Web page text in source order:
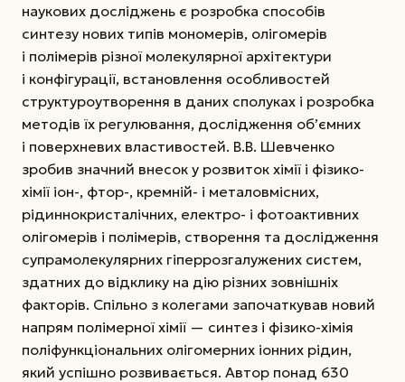
наукових досліджень є розробка способів
синтезу нових типів мономерів, олігомерів
і полімерів різної молекулярної архітектури
і конфігурації, встановлення особливостей
структуроутворення в даних сполуках і розробка
методів їх регулювання, дослідження об’ємних
і поверхневих властивостей. В.В. Шевченко
зробив значний внесок у розвиток хімії і фізико-
хімії іон-, фтор-, кремній- і металовмісних,
рідиннокристалічних, електро- і фотоактивних
олігомерів і полімерів, створення та дослідження
супрамолекулярних гіперрозгалужених систем,
здатних до відклику на дію різних зовнішніх
факторів. Спільно з колегами започаткував новий
напрям полімерної хімії — синтез і фізико-хімія
поліфункціональних олігомерних іонних рідин,
який успішно розвивається. Автор понад 630